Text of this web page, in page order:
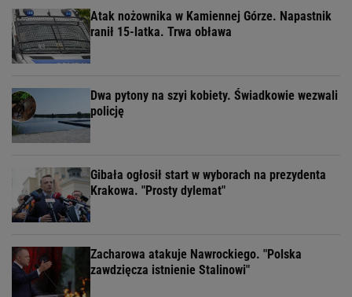
Atak nożownika w Kamiennej Górze. Napastnik
ranił 15-latka. Trwa obława
Dwa pytony na szyi kobiety. Świadkowie wezwali
policję
Gibała ogłosił start w wyborach na prezydenta
Krakowa. "Prosty dylemat"
Zacharowa atakuje Nawrockiego. "Polska
zawdzięcza istnienie Stalinowi"